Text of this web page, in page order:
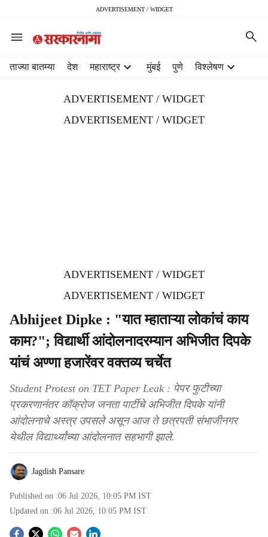
ADVERTISEMENT / WIDGET
ताज्या बातम्या देश महाराष्ट्र मुंबई पुणे विश्लेषण
ADVERTISEMENT / WIDGET
ADVERTISEMENT / WIDGET
ADVERTISEMENT / WIDGET
ADVERTISEMENT / WIDGET
Abhijeet Dipke : "यात म्हाताऱ्या लोकांचं काय
काम?"; विद्यार्थी आंदोलनादरम्यान अभिजीत दिपके
यांचं अण्णा हजारेंवर वक्तव्य चर्चेत
Student Protest on TET Paper Leak : पेपर फुटीच्या
प्रकरणानंतर कॉक्रोज जनता पार्टीचे अभिजीत दिपके यांनी
आंदोलनाचे अस्त्र उपसले असून आज ते छत्रपती संभाजीनगर
येथील विद्यार्थ्यांच्या आंदोलनात सहभागी झाले.
Jagdish Pansare
Published on :06 Jul 2026, 10:05 PM IST
Updated on :06 Jul 2026, 10:05 PM IST